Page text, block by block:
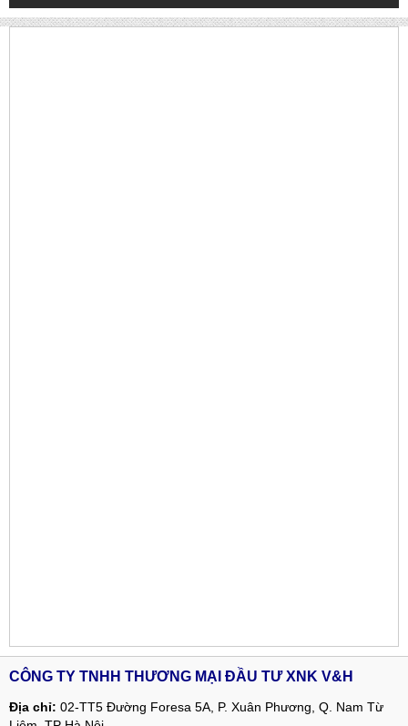
CÔNG TY TNHH THƯƠNG MẠI ĐẦU TƯ XNK V&H
Địa chỉ: 02-TT5 Đường Foresa 5A, P. Xuân Phương, Q. Nam Từ